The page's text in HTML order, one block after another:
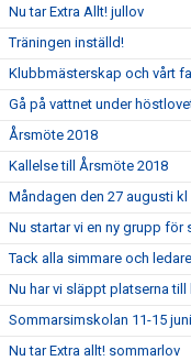
Nu tar Extra Allt! jullov
Träningen inställd!
Klubbmästerskap och vårt
Gå på vattnet under
Årsmöte 2018
Kallelse till Årsmöte 2018
Måndagen den 27 augusti kl
Nu startar vi en ny grupp för
Tack alla simmare och
Nu har vi släppt platserna
Sommarsimskolan 11-15 juni
Nu tar Extra allt! sommarlov